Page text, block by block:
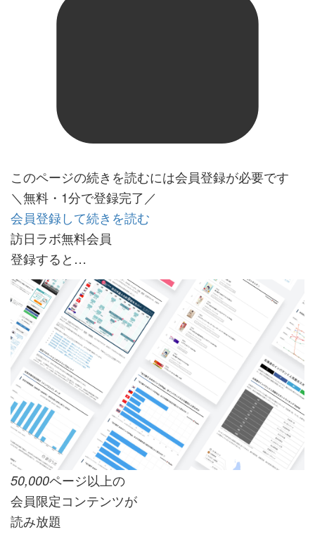
このページの続きを読むには会員登録が必要です
＼無料・1分で登録完了／
会員登録して続きを読む
訪日ラボ無料会員
登録すると…
50,000ページ以上の
会員限定コンテンツが
読み放題